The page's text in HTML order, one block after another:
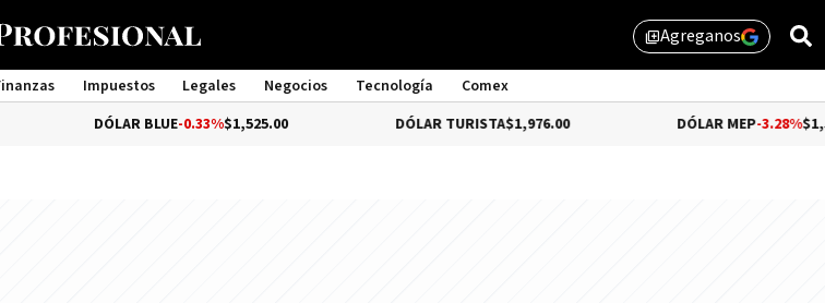
library_addAgreganos
Impuestos Legales Negocios Tecnología
Comex
Management
-0.33%$1,525.00 DÓLAR TURISTA$1,976.00 -3.28%$1,529.31